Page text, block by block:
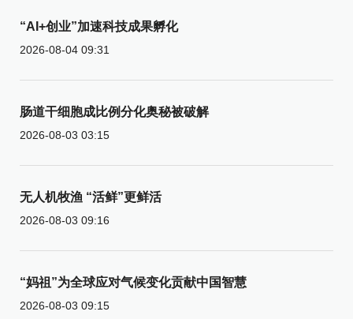
“AI+创业”加速科技成果孵化
2026-08-04 09:31
肠道干细胞成比例分化奥秘被破解
2026-08-03 03:15
无人机牧渔 “活鲜”更鲜活
2026-08-03 09:16
“妈祖”为全球应对气候变化贡献中国智慧
2026-08-03 09:15